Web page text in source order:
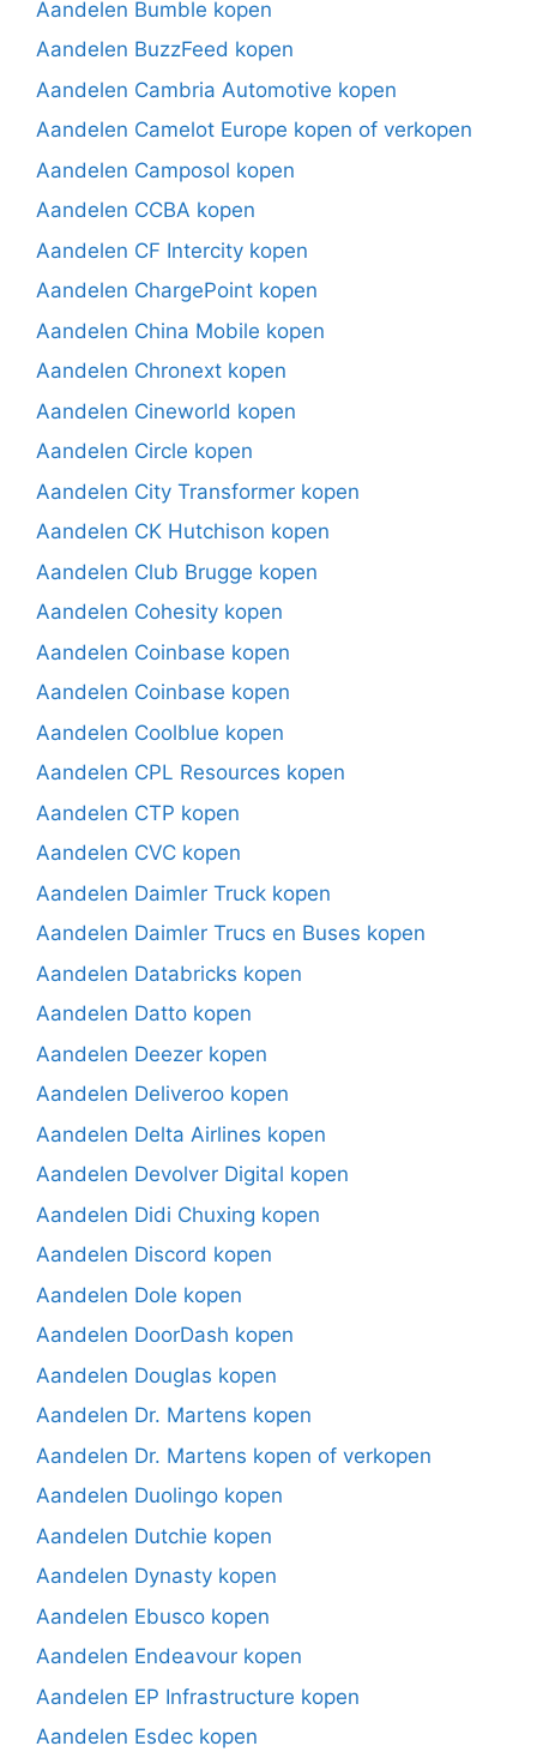
Aandelen Bumble kopen
Aandelen BuzzFeed kopen
Aandelen Cambria Automotive kopen
Aandelen Camelot Europe kopen of verkopen
Aandelen Camposol kopen
Aandelen CCBA kopen
Aandelen CF Intercity kopen
Aandelen ChargePoint kopen
Aandelen China Mobile kopen
Aandelen Chronext kopen
Aandelen Cineworld kopen
Aandelen Circle kopen
Aandelen City Transformer kopen
Aandelen CK Hutchison kopen
Aandelen Club Brugge kopen
Aandelen Cohesity kopen
Aandelen Coinbase kopen
Aandelen Coinbase kopen
Aandelen Coolblue kopen
Aandelen CPL Resources kopen
Aandelen CTP kopen
Aandelen CVC kopen
Aandelen Daimler Truck kopen
Aandelen Daimler Trucs en Buses kopen
Aandelen Databricks kopen
Aandelen Datto kopen
Aandelen Deezer kopen
Aandelen Deliveroo kopen
Aandelen Delta Airlines kopen
Aandelen Devolver Digital kopen
Aandelen Didi Chuxing kopen
Aandelen Discord kopen
Aandelen Dole kopen
Aandelen DoorDash kopen
Aandelen Douglas kopen
Aandelen Dr. Martens kopen
Aandelen Dr. Martens kopen of verkopen
Aandelen Duolingo kopen
Aandelen Dutchie kopen
Aandelen Dynasty kopen
Aandelen Ebusco kopen
Aandelen Endeavour kopen
Aandelen EP Infrastructure kopen
Aandelen Esdec kopen